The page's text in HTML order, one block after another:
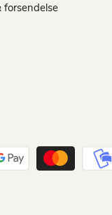
forsendelse